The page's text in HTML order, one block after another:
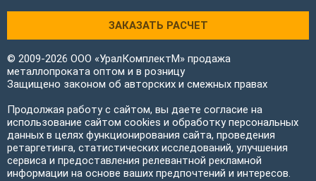
ЗАКАЗАТЬ РАСЧЕТ
© 2009-2026 ООО «УралКомплектМ» продажа
металлопроката оптом и в розницу
Защищено законом об авторских и смежных правах
Продолжая работу с сайтом, вы даете согласие на
использование сайтом cookies и обработку персональных
данных в целях функционирования сайта, проведения
ретаргетинга, статистических исследований, улучшения
сервиса и предоставления релевантной рекламной
информации на основе ваших предпочтений и интересов.